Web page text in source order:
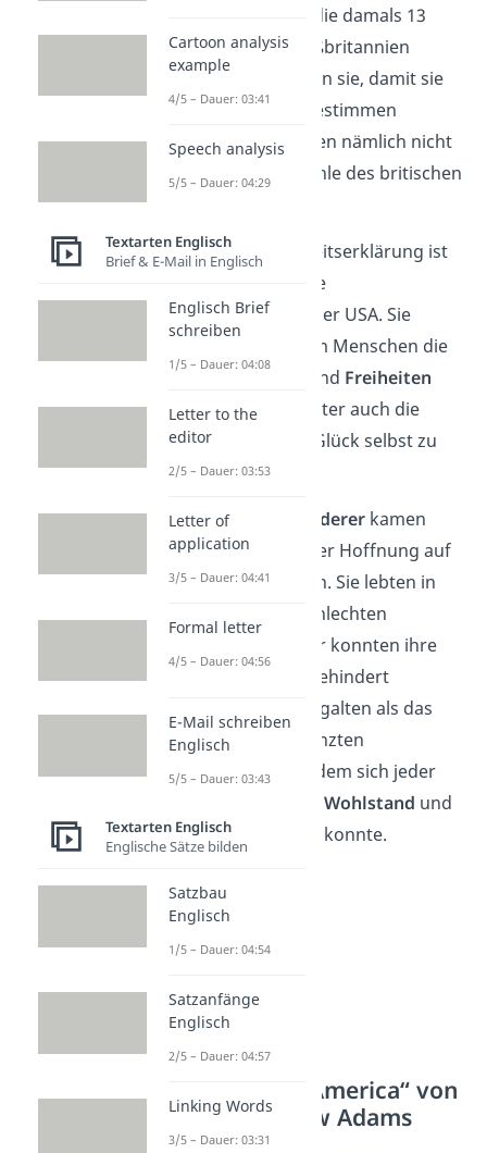
USA, mit der sich die damals 13
Kolonien von Großbritannien
loslösten. Das taten sie, damit sie
über sich selbst bestimmen
konnten. Sie wollten nämlich nicht
mehr auf die Befehle des britischen
Die Unabhängigkeitserklärung ist
also sozusagen die
Geburtsurkunde der USA. Sie
besagt, dass jedem Menschen die
gleichen Rechte
und Freiheiten
zustehen — darunter auch die
Möglichkeit, sein Glück selbst zu
finden.
Die ersten
Einwanderer kamen
nach Amerika in der Hoffnung auf
ein besseres Leben. Sie lebten in
ihrer Heimat in schlechten
Verhältnissen oder konnten ihre
Religion nicht ungehindert
ausüben. Die USA galten als das
Land der unbegrenzten
Möglichkeiten, in dem sich jeder
ein gutes Leben inWohlstand und
Freiheit
aufbauen konnte.
„The Epic of America“ von
James Truslow Adams
Cartoon analysis
example
4/5 – Dauer: 03:41
Speech analysis
5/5 – Dauer: 04:29
Textarten Englisch
Brief & E-Mail in Englisch
Englisch Brief
schreiben
1/5 – Dauer: 04:08
Letter to the
editor
2/5 – Dauer: 03:53
Letter of
application
3/5 – Dauer: 04:41
Formal letter
4/5 – Dauer: 04:56
E-Mail schreiben
Englisch
5/5 – Dauer: 03:43
Textarten Englisch
Englische Sätze bilden
Satzbau
Englisch
1/5 – Dauer: 04:54
Satzanfänge
Englisch
2/5 – Dauer: 04:57
Linking Words
3/5 – Dauer: 03:31